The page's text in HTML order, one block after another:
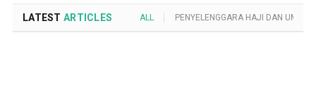
LATEST ARTICLES ALL PENYELENGGARA HAJI DAN UMROH